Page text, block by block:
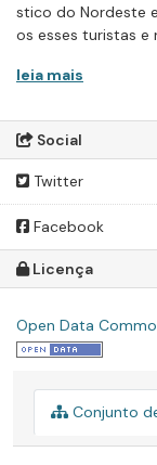
stico do Nordeste
os esses turistas e
leia mais
Social
Twitter
Facebook
Licença
Open Data
Conjunto